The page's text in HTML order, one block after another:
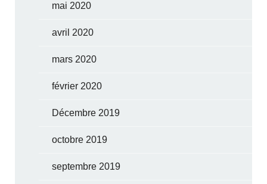
mai 2020
avril 2020
mars 2020
février 2020
Décembre 2019
octobre 2019
septembre 2019